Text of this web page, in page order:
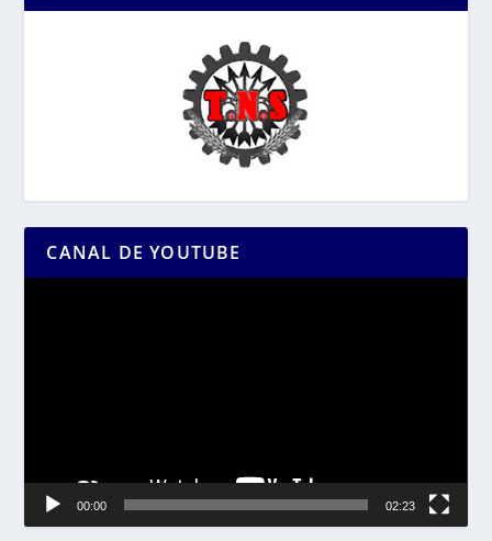
CANAL DE YOUTUBE
00:00 02:23